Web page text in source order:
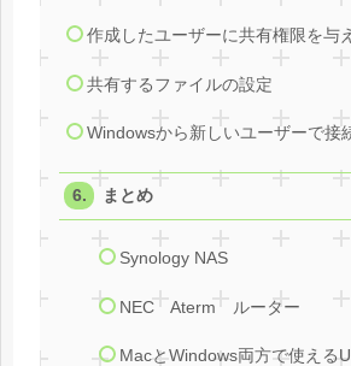
作成したユーザーに共有権限を与
共有するファイルの設定
Windowsから新しいユーザーで接
まとめ
Synology NAS
NEC Aterm ルーター
MacとWindows両方で使える